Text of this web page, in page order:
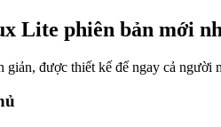
Lite phiên bản mới
giản, được thiết kế để ngay cả